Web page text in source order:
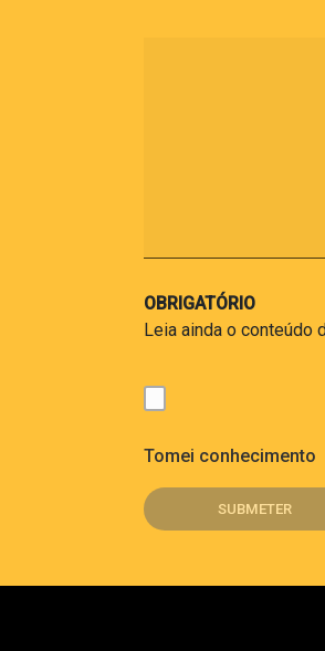
OBRIGATÓRIO
Leia ainda o conteúdo
Tomei conhecimento